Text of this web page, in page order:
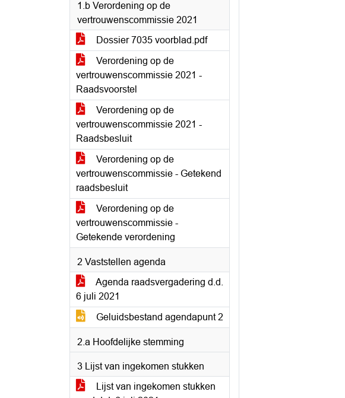
1.b Verordening op de
vertrouwenscommissie 2021
Dossier 7035 voorblad.pdf
Verordening op de
vertrouwenscommissie 2021 -
Raadsvoorstel
Verordening op de
vertrouwenscommissie 2021 -
Raadsbesluit
Verordening op de
vertrouwenscommissie - Getekend
raadsbesluit
Verordening op de
vertrouwenscommissie -
Getekende verordening
2 Vaststellen agenda
Agenda raadsvergadering d.d.
6 juli 2021
Geluidsbestand agendapunt 2
2.a Hoofdelijke stemming
3 Lijst van ingekomen stukken
Lijst van ingekomen stukken